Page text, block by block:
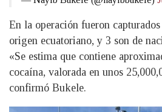
En la operación fueron
origen ecuatoriano, y 3 son de
«Se estima que contiene
cocaína, valorada en unos
confirmó Bukele.